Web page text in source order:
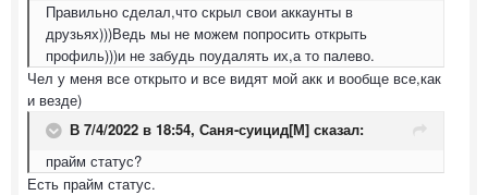
Правильно сделал,что скрыл свои аккаунты в
друзьях)))Ведь мы не можем попросить открыть
профиль)))и не забудь поудалять их,а то палево.
Чел у меня все открыто и все видят мой акк и вообще все,как
и везде)
В 7/4/2022 в 18:54, Саня-суицид[М] сказал:
прайм статус?
Есть прайм статус.